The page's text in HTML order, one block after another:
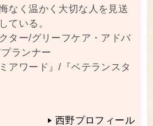
なく温かく大切な人を見送
ている。
ター/グリーフケア・アドバ
ランナー
アワード』/『ベテランスタ
西野プロフィール